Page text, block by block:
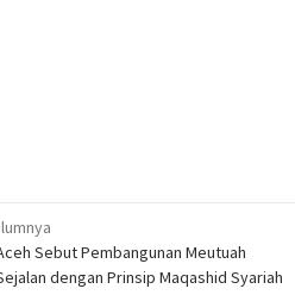
Sebut Pembangunan Meutuah
dengan Prinsip Maqashid Syariah